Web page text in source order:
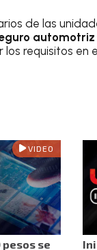
de las
requisitos en
VIDEO
pesos se